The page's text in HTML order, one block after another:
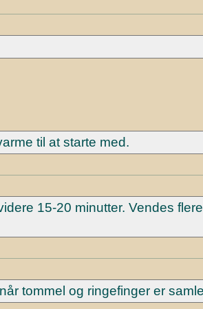
til at starte med.
15-20 minutter. Vendes
tommel og ringefinger er